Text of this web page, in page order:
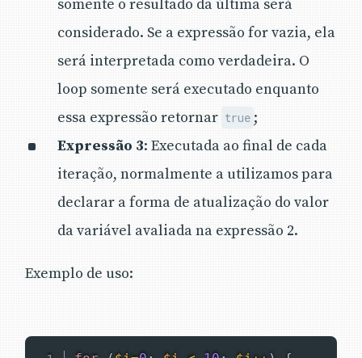
somente o resultado da última será
considerado. Se a expressão for vazia, ela
será interpretada como verdadeira. O
loop somente será executado enquanto
essa expressão retornar true ;
Expressão 3: Executada ao final de cada
iteração, normalmente a utilizamos para
declarar a forma de atualização do valor
da variável avaliada na expressão 2.
Exemplo de uso: